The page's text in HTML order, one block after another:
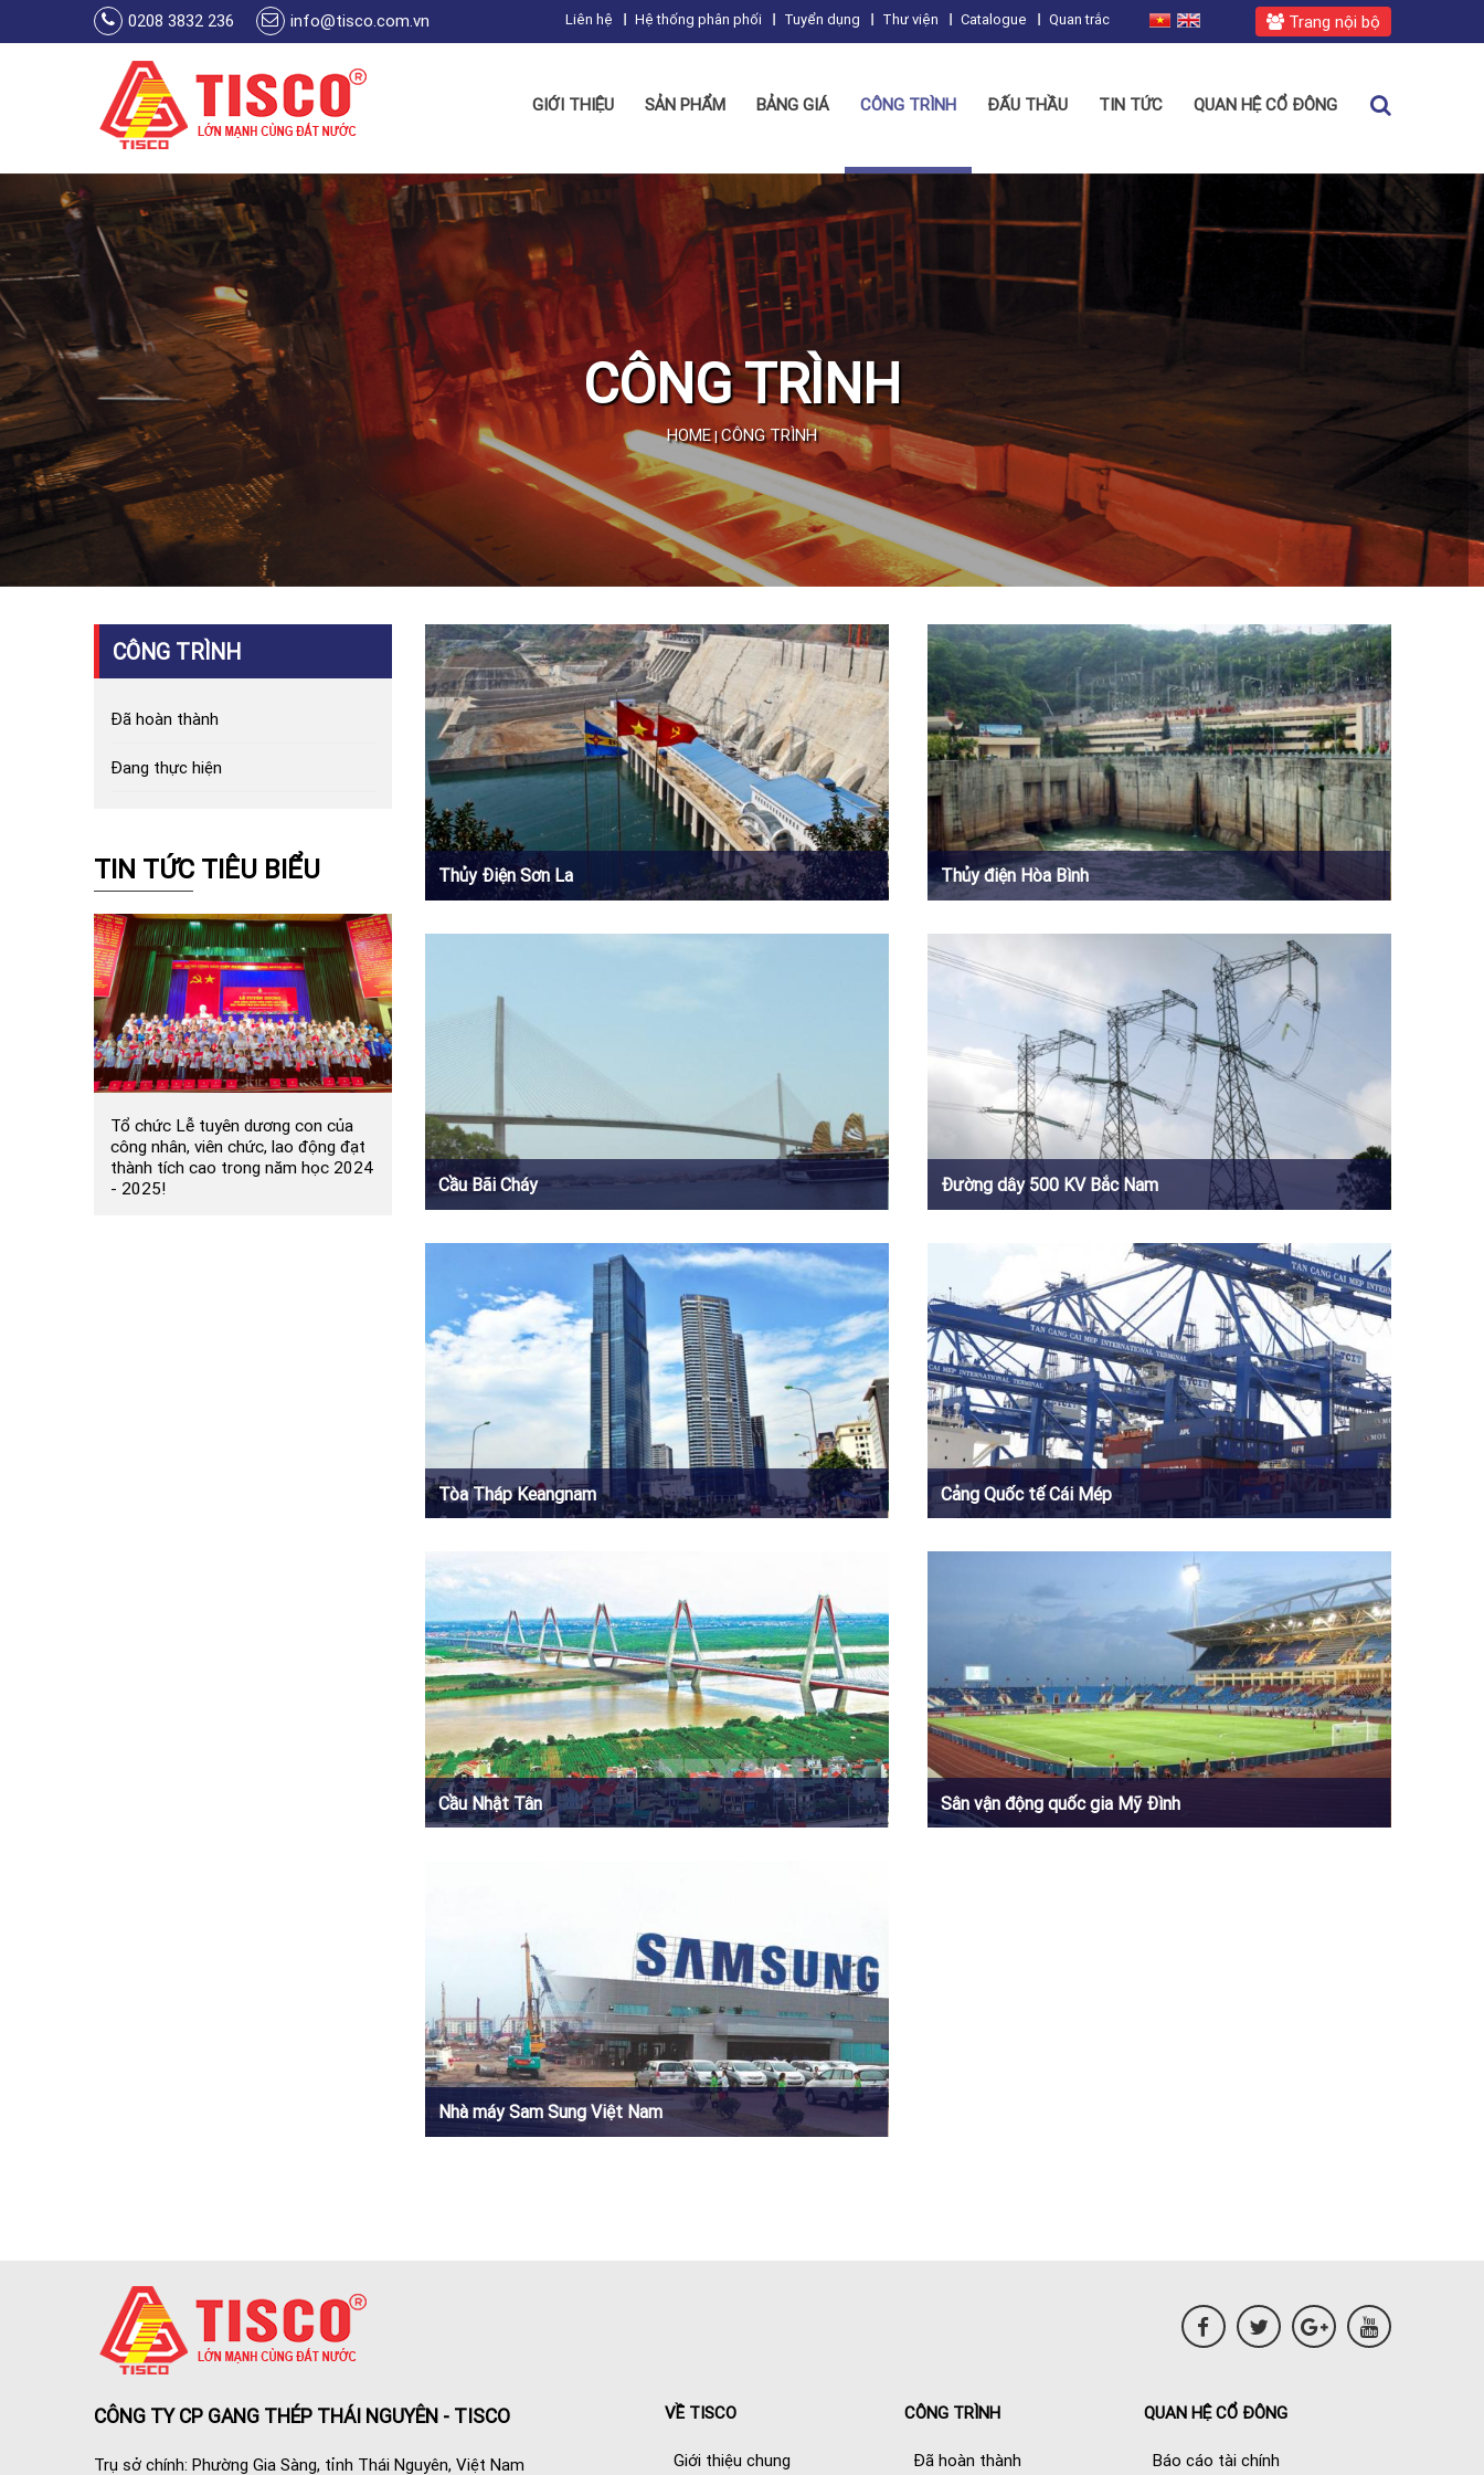
Skip to main content
0208 3832 236 info@tisco.com.vn Trang nội bộ
Liên hệ Hệ thống phân phối Tuyển dụng Thư viện Catalogue Quan trắc
GIỚI THIỆU SẢN PHẨM BẢNG GIÁ CÔNG TRÌNH ĐẤU THẦU TIN TỨC QUAN HỆ CỔ ĐÔNG
CÔNG TRÌNH
You are here
HOME|CÔNG TRÌNH
CÔNG TRÌNH
Đã hoàn thành
Đang thực hiện
TIN TỨC TIÊU BIỂU
Tổ chức Lễ tuyên dương con của
công nhân, viên chức, lao động đạt
thành tích cao trong năm học 2024
- 2025!
Thủy Điện Sơn La Thủy điện Hòa Bình
Cầu Bãi Cháy Đường dây 500 KV Bắc Nam
Tòa Tháp Keangnam Cảng Quốc tế Cái Mép
Cầu Nhật Tân Sân vận động quốc gia Mỹ Đình
Nhà máy Sam Sung Việt Nam
CÔNG TY CP GANG THÉP THÁI NGUYÊN - TISCO
Trụ sở chính: Phường Gia Sàng, tỉnh Thái Nguyên, Việt Nam
VỀ TISCO
Giới thiệu chung
CÔNG TRÌNH
Đã hoàn thành
QUAN HỆ CỔ ĐÔNG
Báo cáo tài chính